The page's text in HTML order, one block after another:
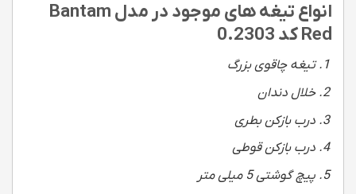
انواع تیغه های موجود در مدل Bantam
Red کد 0.2303
تیغه چاقوی بزرگ
خلال دندان
درب بازکن بطری
درب بازکن قوطی
پیچ گوشتی 5 میلی متر